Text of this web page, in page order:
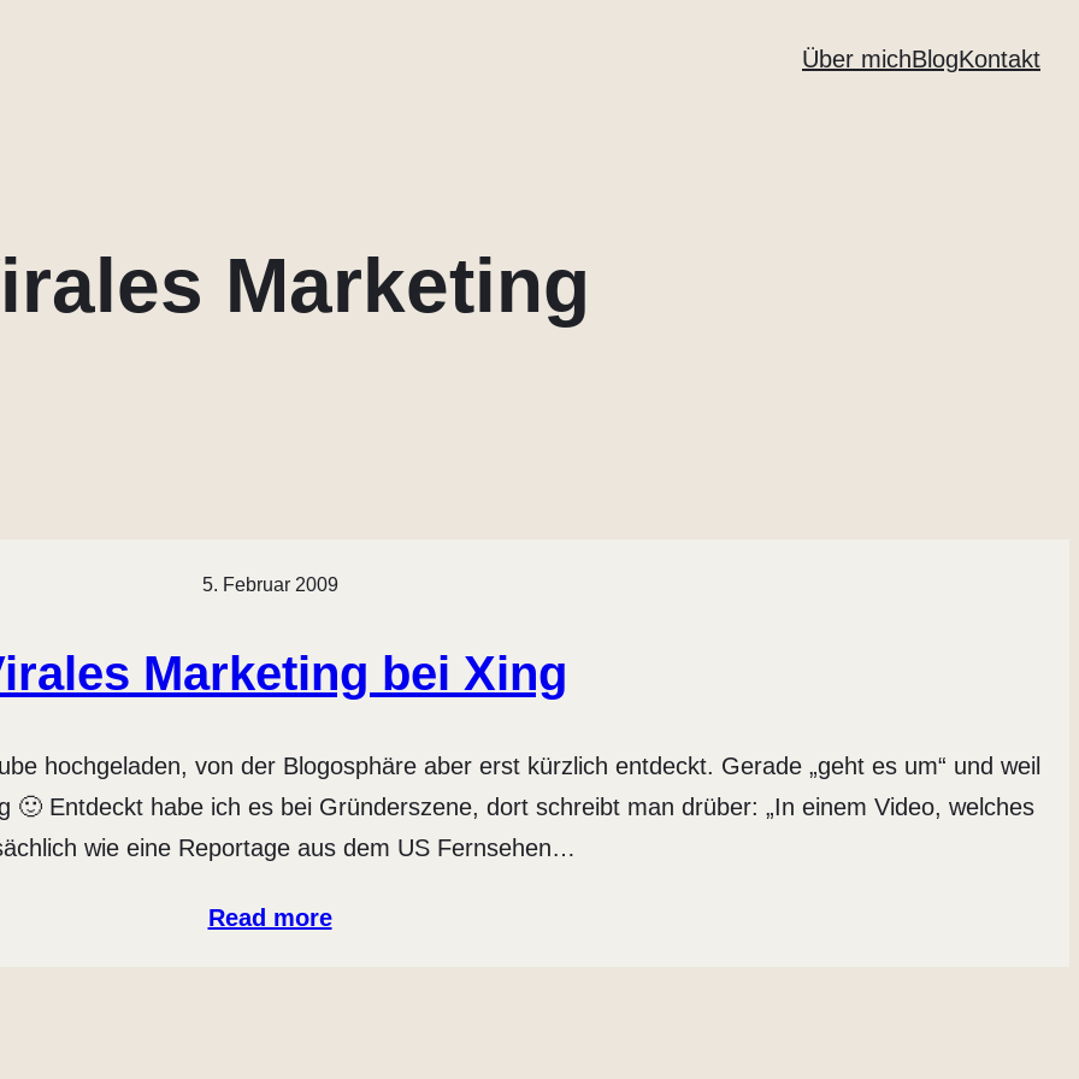
Über michBlogKontakt
Marketing
5. Februar 2009
Marketing bei Xing
hochgeladen, von der Blogosphäre aber erst kürzlich entdeckt. Gerade „geht es um“ und weil
🙂 Entdeckt habe ich es bei Gründerszene, dort schreibt man drüber: „In einem Video, welches
wie eine Reportage aus dem US Fernsehen…
Read more